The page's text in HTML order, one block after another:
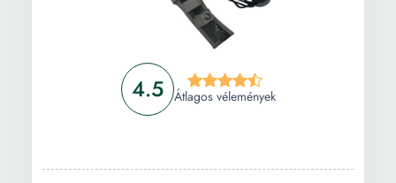
4.5 Átlagos vélemények